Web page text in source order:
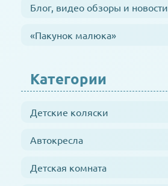
Блог, видео обзоры и новости
«Пакунок малюка»
Категории
Детские коляски
Автокресла
Детская комната